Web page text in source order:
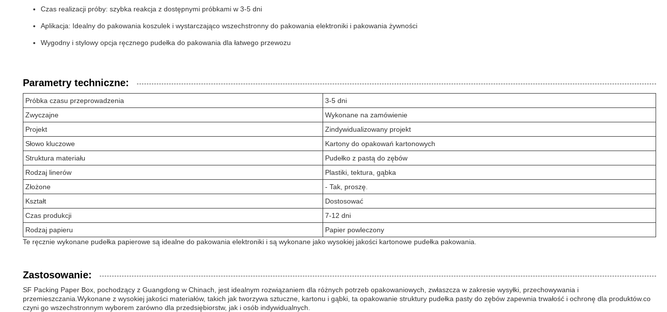
Czas realizacji próby: szybka reakcja z dostępnymi próbkami w 3-5 dni
Aplikacja: Idealny do pakowania koszulek i wystarczająco wszechstronny do pakowania elektroniki i pakowania żywności
Wygodny i stylowy opcja ręcznego pudełka do pakowania dla łatwego przewozu
Parametry techniczne:
Próbka czasu przeprowadzenia
3-5 dni
Zwyczajne
Wykonane na zamówienie
Projekt
Zindywidualizowany projekt
Słowo kluczowe
Kartony do opakowań kartonowych
Struktura materiału
Pudełko z pastą do zębów
Rodzaj linerów
Plastiki, tektura, gąbka
Złożone
- Tak, proszę.
Kształt
Dostosować
Czas produkcji
7-12 dni
Rodzaj papieru
Papier powleczony
Te ręcznie wykonane pudełka papierowe są idealne do pakowania elektroniki i są wykonane jako wysokiej jakości kartonowe pudełka pakowania.
Zastosowanie:
SF Packing Paper Box, pochodzący z Guangdong w Chinach, jest idealnym rozwiązaniem dla różnych potrzeb opakowaniowych, zwłaszcza w zakresie wysyłki, przechowywania i
przemieszczania.Wykonane z wysokiej jakości materiałów, takich jak tworzywa sztuczne, kartonu i gąbki, ta opakowanie struktury pudełka pasty do zębów zapewnia trwałość i ochronę dla produktów.co
czyni go wszechstronnym wyborem zarówno dla przedsiębiorstw, jak i osób indywidualnych.